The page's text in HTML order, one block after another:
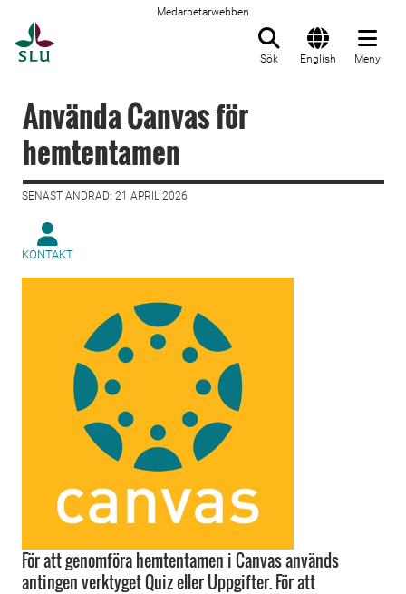
Medarbetarwebben
Sök English Meny
Använda Canvas för
hemtentamen
SENAST ÄNDRAD: 21 APRIL 2026
KONTAKT
För att genomföra hemtentamen i Canvas används
antingen verktyget Quiz eller Uppgifter. För att